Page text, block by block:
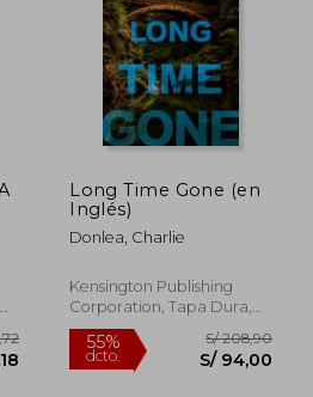
55%
dcto.
Long Time Gone (en
Inglés)
Donlea, Charlie
Kensington Publishing
Corporation, Tapa Dura,
Nuevo